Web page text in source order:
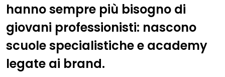
hanno sempre più bisogno di
giovani professionisti: nascono
scuole specialistiche e academy
legate ai brand.